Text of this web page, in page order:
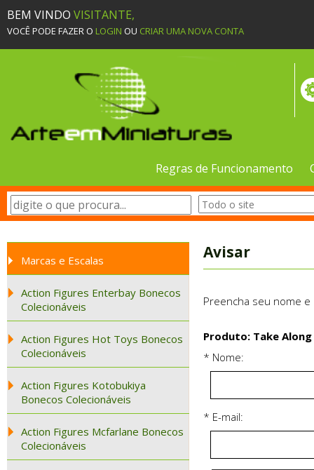
BEM VINDO VISITANTE,
VOCÊ PODE FAZER O LOGIN OU CRIAR UMA NOVA CONTA
Regras de Funcionamento
Marcas e Escalas
Action Figures Enterbay Bonecos
Colecionáveis
Action Figures Hot Toys Bonecos
Colecionáveis
Action Figures Kotobukiya
Bonecos Colecionáveis
Action Figures Mcfarlane Bonecos
Colecionáveis
Avisar
Preencha seu nome
Produto: Take Along
* Nome:
* E-mail: